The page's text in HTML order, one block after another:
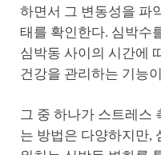
하면서 그 변동성을 파
태를 확인한다. 심박수
심박동 사이의 시간에
건강을 관리하는 기능
그 중 하나가 스트레스
는 방법은 다양하지만,